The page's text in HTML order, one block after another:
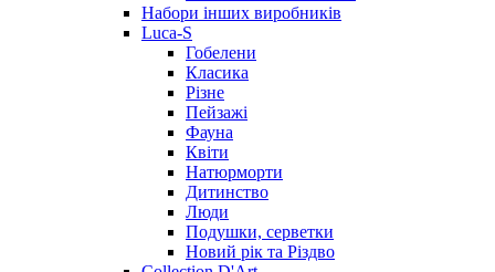
Набори інших виробників
Luca-S
Гобелени
Класика
Різне
Пейзажі
Фауна
Квіти
Натюрморти
Дитинство
Люди
Подушки, серветки
Новий рік та Різдво